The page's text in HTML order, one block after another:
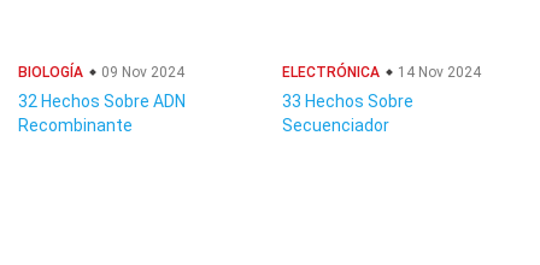
BIOLOGÍA 09 Nov 2024
32 Hechos Sobre ADN
Recombinante
ELECTRÓNICA 14 Nov 2024
33 Hechos Sobre
Secuenciador